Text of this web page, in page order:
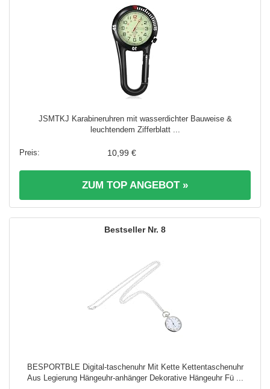
JSMTKJ Karabineruhren mit wasserdichter Bauweise &
leuchtendem Zifferblatt ...
10,99 €
ZUM TOP ANGEBOT »
8
BESPORTBLE Digital-taschenuhr Mit Kette Kettentaschenuhr
Aus Legierung Hängeuhr-anhänger Dekorative Hängeuhr Fü ...